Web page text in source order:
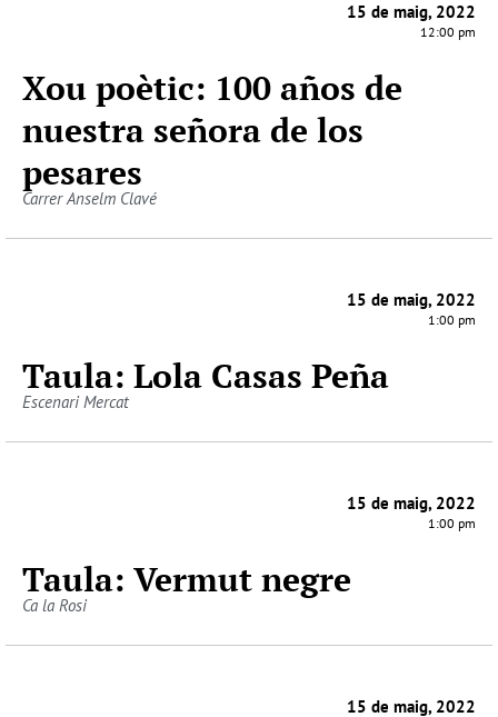
15 de maig, 2022
12:00 pm
Xou poètic: 100 años de
nuestra señora de los
pesares
Carrer Anselm Clavé
15 de maig, 2022
1:00 pm
Taula: Lola Casas Peña
Escenari Mercat
15 de maig, 2022
1:00 pm
Taula: Vermut negre
Ca la Rosi
15 de maig, 2022